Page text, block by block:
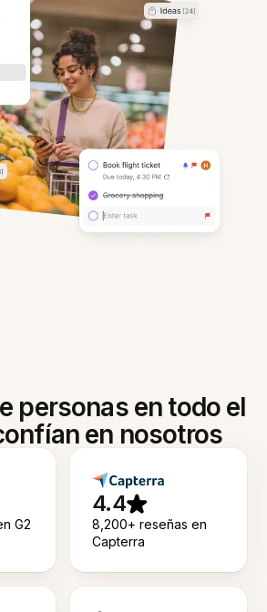
personas en todo el
en nosotros
G2
4.4
8,200+ reseñas en
Capterra